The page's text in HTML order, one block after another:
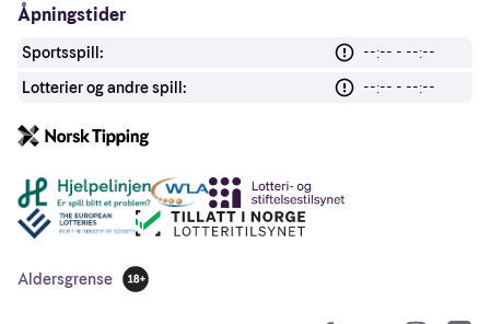
Åpningstider
Sportsspill:
--:-- - --:--
Lotterier og andre spill:
--:-- - --:--
Andre lenker
Aldersgrense
18 år